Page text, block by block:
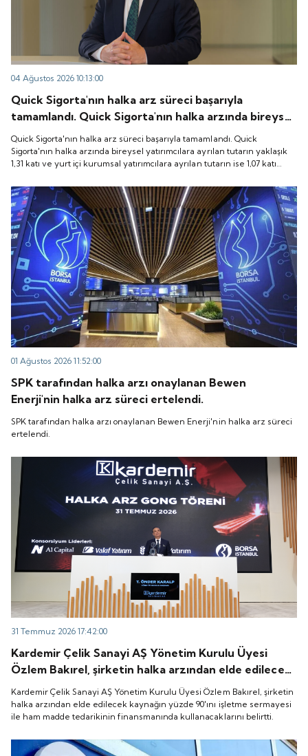
04 Ağustos 2026 10:13:00
Quick Sigorta'nın halka arz süreci başarıyla
tamamlandı. Quick Sigorta'nın halka arzında bireysel
yatırımcılara ayrılan tutarın yaklaşık 1,31 katı ve yurt
içi kurumsal yatırımcılara ayrılan tutarın ise 1,07 katı
talep geldi. Quick Sigorta, 6 Ağustos 2026 tarihinde
görmeye başlayacak.
Quick Sigorta'nın halka arz süreci başarıyla tamamlandı. Quick
Sigorta'nın halka arzında bireysel yatırımcılara ayrılan tutarın yaklaşık
1,31 katı ve yurt içi kurumsal yatırımcılara ayrılan tutarın ise 1,07 katı
koduyla Borsa İstanbul'da işlem görmeye başlayacak.
01 Ağustos 2026 11:52:00
SPK tarafından halka arzı onaylanan Bewen
Enerji'nin halka arz süreci ertelendi.
SPK tarafından halka arzı onaylanan Bewen Enerji'nin halka arz süreci
ertelendi.
31 Temmuz 2026 17:42:00
Kardemir Çelik Sanayi AŞ Yönetim Kurulu Üyesi
Özlem Bakırel, şirketin halka arzından elde edilecek
kaynağın yüzde 90'ını işletme sermayesi ile ham
madde tedarikinin finansmanında kullanacaklarını
belirtti.
Kardemir Çelik Sanayi AŞ Yönetim Kurulu Üyesi Özlem Bakırel, şirketin
halka arzından elde edilecek kaynağın yüzde 90'ını işletme sermayesi
ile ham madde tedarikinin finansmanında kullanacaklarını belirtti.